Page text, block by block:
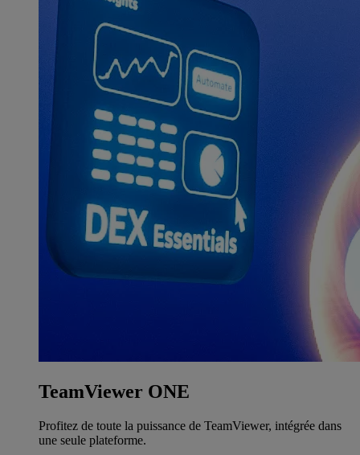
TeamViewer ONE
Profitez de toute la puissance de TeamViewer, intégrée dans
une seule plateforme.